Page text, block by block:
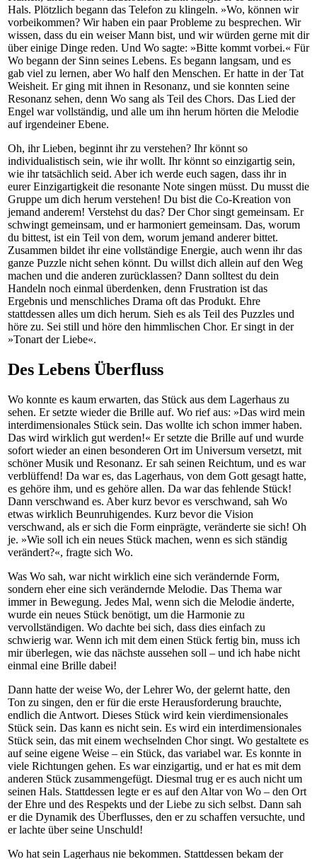
Hals. Plötzlich begann das Telefon zu klingeln. »Wo, können wir
vorbeikommen? Wir haben ein paar Probleme zu besprechen. Wir
wissen, dass du ein weiser Mann bist, und wir würden gerne mit dir
über einige Dinge reden. Und Wo sagte: »Bitte kommt vorbei.« Für
Wo begann der Sinn seines Lebens. Es begann langsam, und es
gab viel zu lernen, aber Wo half den Menschen. Er hatte in der Tat
Weisheit. Er ging mit ihnen in Resonanz, und sie konnten seine
Resonanz sehen, denn Wo sang als Teil des Chors. Das Lied der
Engel war vollständig, und alle um ihn herum hörten die Melodie
auf irgendeiner Ebene.
Oh, ihr Lieben, beginnt ihr zu verstehen? Ihr könnt so
individualistisch sein, wie ihr wollt. Ihr könnt so einzigartig sein,
wie ihr tatsächlich seid. Aber ich werde euch sagen, dass ihr in
eurer Einzigartigkeit die resonante Note singen müsst. Du musst die
Gruppe um dich herum verstehen! Du bist die Co-Kreation von
jemand anderem! Verstehst du das? Der Chor singt gemeinsam. Er
schwingt gemeinsam, und er harmoniert gemeinsam. Das, worum
du bittest, ist ein Teil von dem, worum jemand anderer bittet.
Zusammen bildet ihr eine vollständige Energie, auch wenn ihr das
ganze Puzzle nicht sehen könnt. Du willst dich allein auf den Weg
machen und die anderen zurücklassen? Dann solltest du dein
Handeln noch einmal überdenken, denn Frustration ist das
Ergebnis und menschliches Drama oft das Produkt. Ehre
stattdessen alles um dich herum. Sieh es als Teil des Puzzles und
höre zu. Sei still und höre den himmlischen Chor. Er singt in der
»Tonart der Liebe«.
Des Lebens Überfluss
Wo konnte es kaum erwarten, das Stück aus dem Lagerhaus zu
sehen. Er setzte wieder die Brille auf. Wo rief aus: »Das wird mein
interdimensionales Stück sein. Das wollte ich schon immer haben.
Das wird wirklich gut werden!« Er setzte die Brille auf und wurde
sofort wieder an einen besonderen Ort im Universum versetzt, mit
schöner Musik und Resonanz. Er sah seinen Reichtum, und es war
verblüffend! Da war es, das Lagerhaus, von dem Gott gesagt hatte,
es gehöre ihm, und es gehöre allen. Da war das fehlende Stück!
Dann verschwand es. Aber kurz bevor es verschwand, sah Wo
etwas wirklich Beunruhigendes. Kurz bevor die Vision
verschwand, als er sich die Form einprägte, veränderte sie sich! Oh
je. »Wie soll ich ein neues Stück machen, wenn es sich ständig
verändert?«, fragte sich Wo.
Was Wo sah, war nicht wirklich eine sich verändernde Form,
sondern eher eine sich verändernde Melodie. Das Thema war
immer in Bewegung. Jedes Mal, wenn sich die Melodie änderte,
wurde ein neues Stück benötigt, um die Harmonie zu
vervollständigen. Wo dachte bei sich, dass dies einfach zu
schwierig war. Wenn ich mit dem einen Stück fertig bin, muss ich
mir überlegen, wie das nächste aussehen soll – und ich habe nicht
einmal eine Brille dabei!
Dann hatte der weise Wo, der Lehrer Wo, der gelernt hatte, den
Ton zu singen, den er für die erste Herausforderung brauchte,
endlich die Antwort. Dieses Stück wird kein vierdimensionales
Stück sein. Das kann es nicht sein. Es wird ein interdimensionales
Stück sein, das mit einem wechselnden Chor singt. Wo gestaltete es
auf seine eigene Weise – ein Stück, das variabel war. Es konnte in
viele Richtungen gehen. Es war einzigartig, und er hat es mit dem
anderen Stück zusammengefügt. Diesmal trug er es auch nicht um
seinen Hals. Stattdessen legte er es auf den Altar von Wo – den Ort
der Ehre und des Respekts und der Liebe zu sich selbst. Dann sah
er die Dynamik des Überflusses, den er zu schaffen versuchte, und
er lachte über seine Unschuld!
Wo hat sein Lagerhaus nie bekommen. Stattdessen bekam der